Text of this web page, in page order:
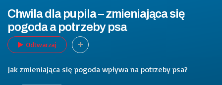
Chwila dla pupila – zmieniająca się
pogoda a potrzeby psa
Odtwarzaj
Jak zmieniająca się pogoda wpływa na potrzeby psa?